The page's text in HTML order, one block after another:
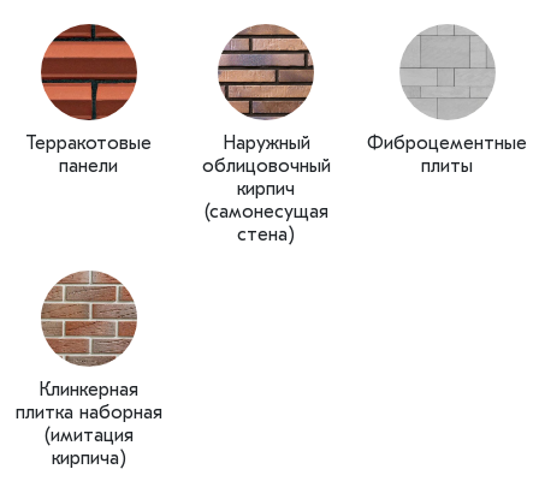
Терракотовые
панели
Наружный
облицовочный
кирпич
(самонесущая
стена)
Фиброцементные
плиты
Клинкерная
плитка наборная
(имитация
кирпича)